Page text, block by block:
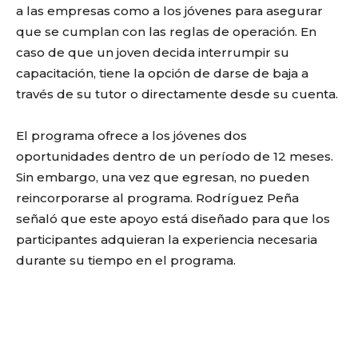
a las empresas como a los jóvenes para asegurar
que se cumplan con las reglas de operación. En
caso de que un joven decida interrumpir su
capacitación, tiene la opción de darse de baja a
través de su tutor o directamente desde su cuenta.
El programa ofrece a los jóvenes dos
oportunidades dentro de un período de 12 meses.
Sin embargo, una vez que egresan, no pueden
reincorporarse al programa. Rodríguez Peña
señaló que este apoyo está diseñado para que los
participantes adquieran la experiencia necesaria
durante su tiempo en el programa.